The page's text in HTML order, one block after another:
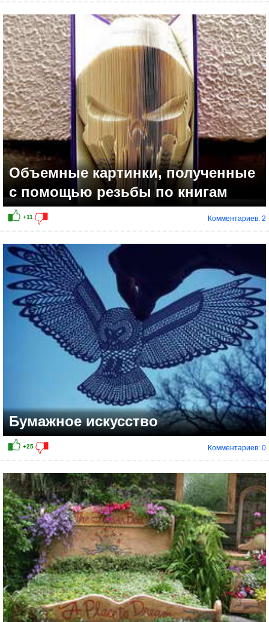
+20
+19
Объемные картинки, полученные
с помощью резьбы по книгам
Комментариев: 2
Бумажное искусство
Комментариев: 0